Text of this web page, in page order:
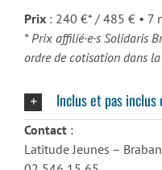
Prix : 240 €* / 485 € • 7
* Prix affilié·e·s Solidaris
ordre de cotisation dans
Inclus et pas inclus
Contact :
Latitude Jeunes –